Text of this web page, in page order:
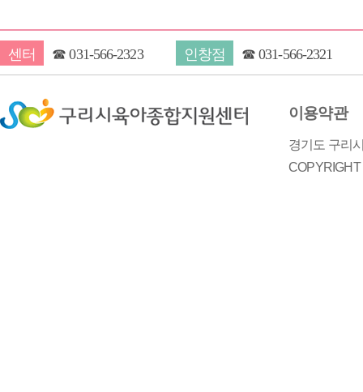
센터 ☎031-566-2323 인창점 ☎031-566-2321
이용약관
경기도 구리